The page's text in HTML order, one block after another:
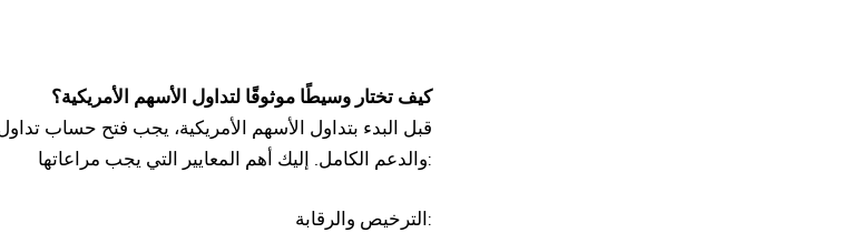
كيف تختار وسيطًا موثوقًا لتداول الأسهم الأمريكية؟
قبل البدء بتداول الأسهم الأمريكية، يجب فتح حساب
والدعم الكامل. إليك أهم المعايير التي يجب مراعاتها:
الترخيص والرقابة: